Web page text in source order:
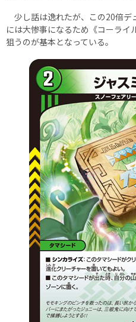
少し話は逸れたが、この20倍デ
には大惨事になるため《コーライ
狙うのが基本となっている。